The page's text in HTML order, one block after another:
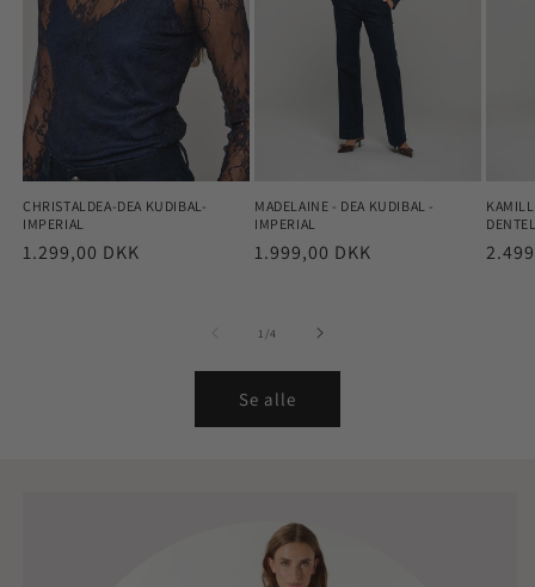
CHRISTALDEA-DEA KUDIBAL-
IMPERIAL
Normalpris
1.299,00 DKK
MADELAINE - DEA KUDIBAL -
IMPERIAL
Normalpris
1.999,00 DKK
1 /af4
Se alle